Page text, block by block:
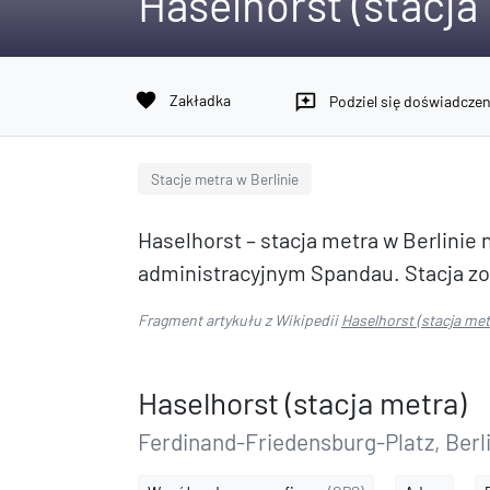
favorite Zakładka reviews Podziel się
Stacje metra w Berlinie
Haselhorst – stacja metra w Berlinie
administracyjnym Spandau. Stacja
Fragment artykułu z WikipediiHaselhorst (stacja
Haselhorst (stacja metra)
Ferdinand-Friedensburg-Platz,